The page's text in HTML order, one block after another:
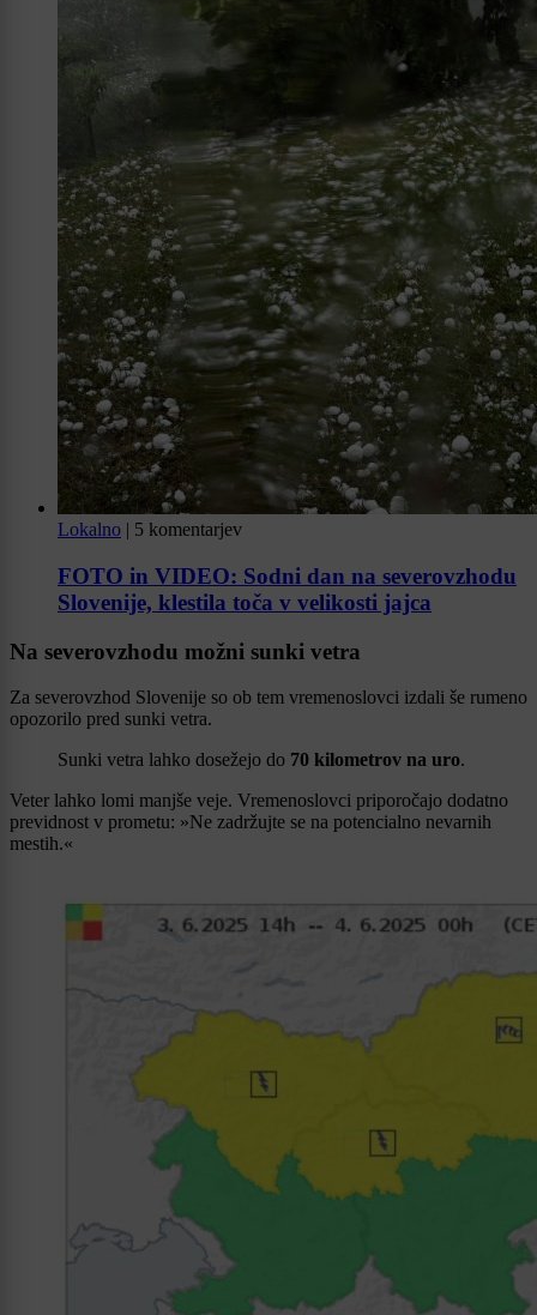
Lokalno | 5 komentarjev
FOTO in VIDEO: Sodni dan na severovzhodu
Slovenije, klestila toča v velikosti jajca
Na severovzhodu možni sunki vetra
Za severovzhod Slovenije so ob tem vremenoslovci izdali še rumeno
opozorilo pred sunki vetra.
Sunki vetra lahko dosežejo do 70 kilometrov na uro.
Veter lahko lomi manjše veje. Vremenoslovci priporočajo dodatno
previdnost v prometu: »Ne zadržujte se na potencialno nevarnih
mestih.«